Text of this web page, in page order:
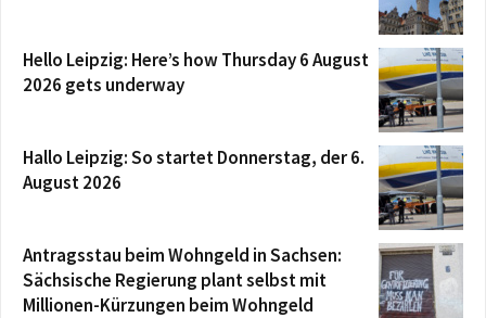
Hello Leipzig: Here’s how Thursday 6 August
2026 gets underway
Hallo Leipzig: So startet Donnerstag, der 6.
August 2026
Antragsstau beim Wohngeld in Sachsen:
Sächsische Regierung plant selbst mit
Millionen-Kürzungen beim Wohngeld